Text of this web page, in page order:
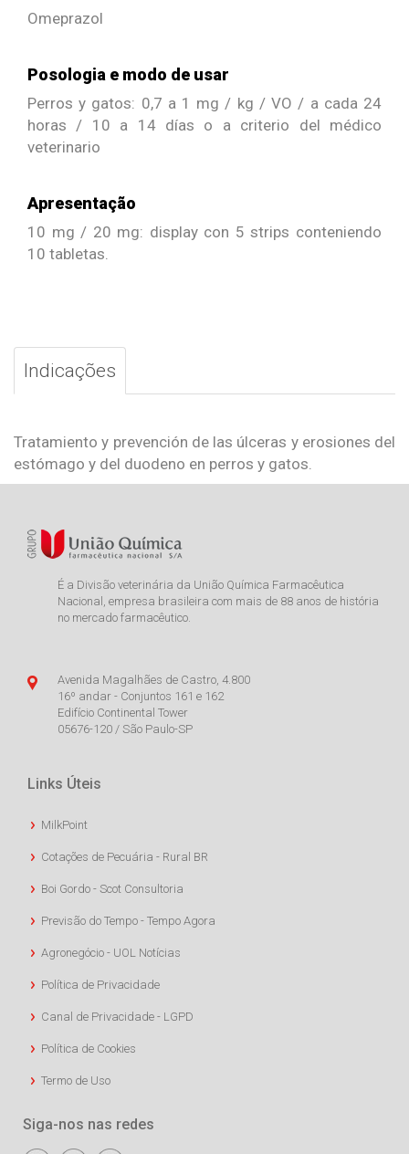
Omeprazol
Posologia e modo de usar
Perros y gatos: 0,7 a 1 mg / kg / VO / a cada 24
horas / 10 a 14 días o a criterio del médico
veterinario
Apresentação
10 mg / 20 mg: display con 5 strips conteniendo
10 tabletas.
Indicações
Tratamiento y prevención de las úlceras y erosiones del
estómago y del duodeno en perros y gatos.
É a Divisão veterinária da União Química Farmacêutica
Nacional, empresa brasileira com mais de 88 anos de história
no mercado farmacêutico.
Avenida Magalhães de Castro, 4.800
16º andar - Conjuntos 161 e 162
Edifício Continental Tower
05676-120 / São Paulo-SP
Links Úteis
MilkPoint
Cotações de Pecuária - Rural BR
Boi Gordo - Scot Consultoria
Previsão do Tempo - Tempo Agora
Agronegócio - UOL Notícias
Política de Privacidade
Canal de Privacidade - LGPD
Política de Cookies
Termo de Uso
Siga-nos nas redes